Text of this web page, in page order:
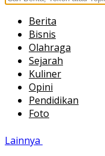
Berita
Bisnis
Olahraga
Sejarah
Kuliner
Opini
Pendidikan
Foto
Lainnya